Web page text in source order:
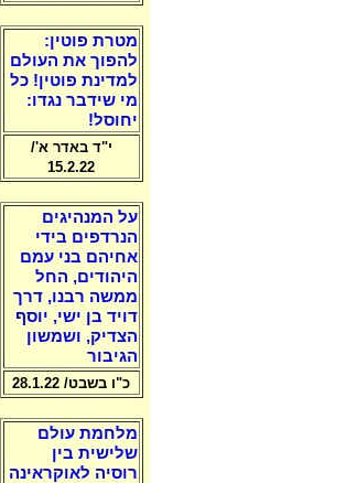
מטרת פוטין:
להפוך את העולם
למדינת פוטין! כל
מי שידבר נגדו:
יחוסל!
י"ד באדר א'/
15.2.22
על המנהיגים
הנרדפים בידי
אחיהם בני עמם
היהודים, החל
ממשה רבנו, דרך
דויד בן ישי, יוסף
הצדיק, ושמשון
הגיבור
כ"ו בשבט/ 28.1.22
מלחמת עולם
שלישית בין
רוסיה לאוקראינה